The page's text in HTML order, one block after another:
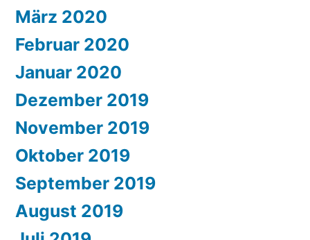
März 2020
Februar 2020
Januar 2020
Dezember 2019
November 2019
Oktober 2019
September 2019
August 2019